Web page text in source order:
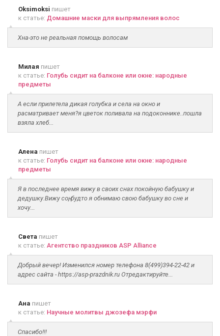
Oksimoksi пишет
к статье: Домашние маски для выпрямления волос
Хна-это не реальная помощь волосам
Милая пишет
к статье: Голубь сидит на балконе или окне: народные
предметы
А если прилетела дикая голубка и села на окно и
расматривает меня?я цветок поливала на подоконнике..пошла
взяла хлеб...
Алена пишет
к статье: Голубь сидит на балконе или окне: народные
предметы
Я в последнее время вижу в своих снах покойную бабушку и
дедушку.Вижу соң, будто я обнимаю свою бабушку во сне и
хочу...
Света пишет
к статье: Агентство праздников ASP Alliance
Добрый вечер! Изменился номер телефона 8(499)394-22-42 и
адрес сайта - https://asp-prazdnik.ru Отредактируйте...
Ана пишет
к статье: Научные молитвы джозефа мэрфи
Спасибо!!!